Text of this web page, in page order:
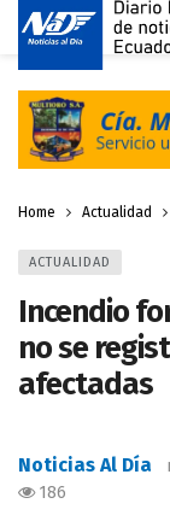
Home Actualidad
ACTUALIDAD
Incendio
no se
afectadas
Noticias Al Día
186